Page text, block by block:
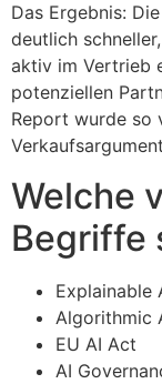
Das Ergebnis:
deutlich
aktiv im Vertrieb
potenziellen
Report wurde so
Welche
Begriffe
Explainable
Algorithmic
EU AI Act
AI